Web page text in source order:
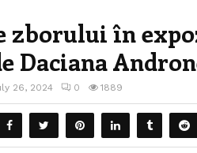
zborului în
Daciana
26, 2024 0 1889